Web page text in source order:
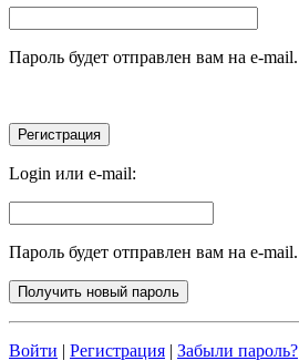
Пароль будет отправлен вам на e-mail.
Login или e-mail:
Пароль будет отправлен вам на e-mail.
Войти | Регистрация | Забыли пароль?